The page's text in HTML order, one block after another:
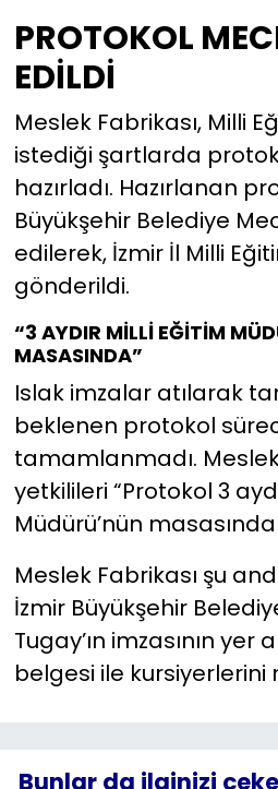
PROTOKOL
EDİLDİ
Meslek Fabrikası, Milli
istediği şartlarda
hazırladı. Hazırlanan
Büyükşehir Belediye
edilerek, İzmir İl Milli
gönderildi.
“3 AYDIR MİLLİ EĞİTİM
MASASINDA”
Islak imzalar atılarak
beklenen protokol
tamamlanmadı.
yetkilileri “Protokol 3
Müdürü’nün
Meslek Fabrikası şu
İzmir Büyükşehir
Tugay’ın imzasının yer
belgesi ile kursiyerlerini
Bunlar da ilginizi